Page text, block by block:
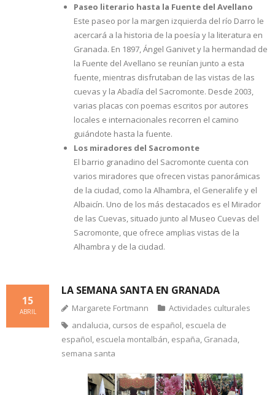
Paseo literario hasta la Fuente del Avellano
Este paseo por la margen izquierda del río Darro le
acercará a la historia de la poesía y la literatura en
Granada. En 1897, Ángel Ganivet y la hermandad de
la Fuente del Avellano se reunían junto a esta
fuente, mientras disfrutaban de las vistas de las
cuevas y la Abadía del Sacromonte. Desde 2003,
varias placas con poemas escritos por autores
locales e internacionales recorren el camino
guiándote hasta la fuente.
Los miradores del Sacromonte
El barrio granadino del Sacromonte cuenta con
varios miradores que ofrecen vistas panorámicas
de la ciudad, como la Alhambra, el Generalife y el
Albaicín. Uno de los más destacados es el Mirador
de las Cuevas, situado junto al Museo Cuevas del
Sacromonte, que ofrece amplias vistas de la
Alhambra y de la ciudad.
LA SEMANA SANTA EN GRANADA
15
ABRIL Margarete Fortmann
Actividades culturales
andalucia, cursos de español, escuela de
español, escuela montalbán, españa, Granada,
semana santa